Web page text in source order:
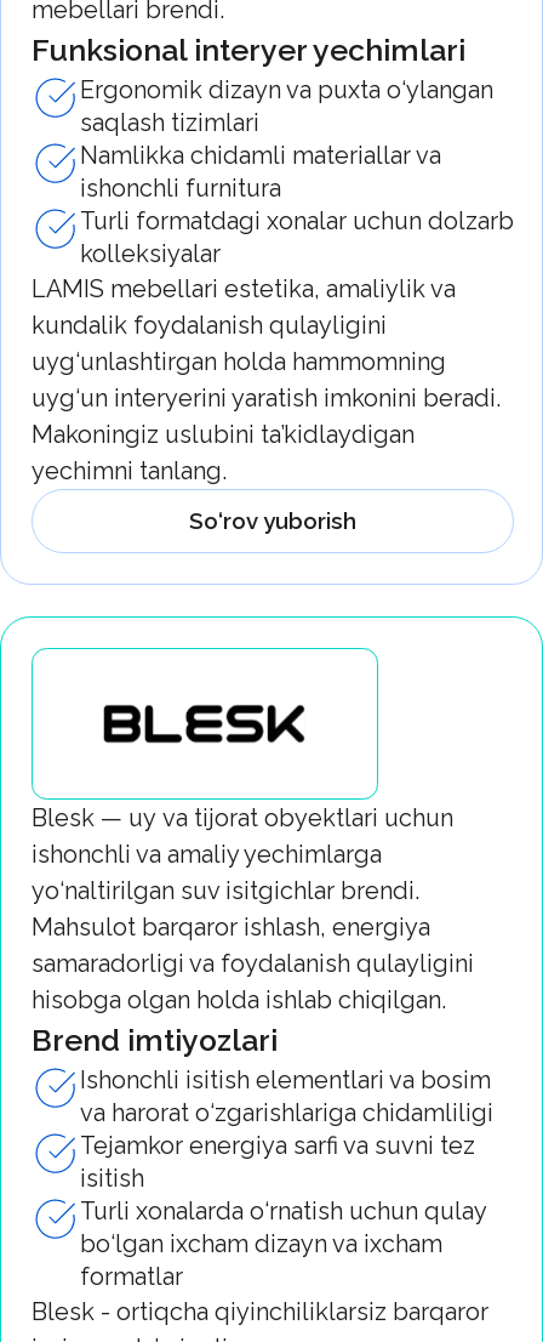
hisobga olgan holda ishlab chiqilgan.
Brend imtiyozlari
Ishonchli isitish elementlari va bosim
va harorat o‘zgarishlariga chidamliligi
Tejamkor energiya sarfi va suvni tez
isitish
Turli xonalarda o‘rnatish uchun qulay
bo‘lgan ixcham dizayn va ixcham
formatlar
Blesk - ortiqcha qiyinchiliklarsiz barqaror
issiq suv ta’minoti.
So‘rov yuborish
Karen ko‘p yillik tajribaga ega vannaxona
mebellari ishlab chiqaruvchisi bo‘lib, 1995-
maydonga ega zamonaviy ishlab chiqarish
majmuasida faoliyat yuritadi. Kompaniya
o‘ylangan dizayn va ekologik yondashuvni
birlashtiradi.
Karen mahsuloti boshqacha
Kundalik foydalanishga chidamlilik va
barqarorlikni ta’minlaydigan sifatli
materiallar va butlovchi qismlar
Ilg‘or texnologiyalardan foydalangan
holda tajribali jamoa tomonidan
yaratilgan zamonaviy va ergonomik
dizayn
Qayta tiklanuvchi energiya
manbalaridan foydalanishga va jahon
standartlari bo‘yicha sifatni qat’iy
nazorat qilishga asoslangan ekologik
toza ishlab chiqarish
Karen — bu tez va xavfsiz yetkazib
beriladigan, har bir bosqichda sifati
kafolatlangan ishonchli vannaxona
mebellari.
So‘rov yuborish